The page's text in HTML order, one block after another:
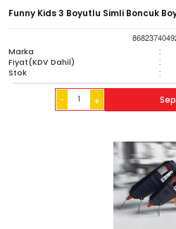
Funny Kids 3 Boyutlu Simli Boncuk
Marka
:
Fiyat(KDV Dahil) :
Stok :
- +